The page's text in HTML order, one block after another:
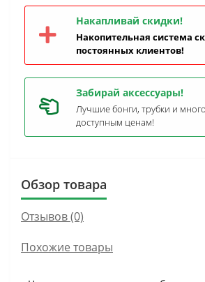
Накапливай скидки!
Накопительная система
постоянных клиентов!
Забирай аксессуары!
Лучшие бонги, трубки и
доступным ценам!
Обзор товара
Отзывов (0)
Похожие товары